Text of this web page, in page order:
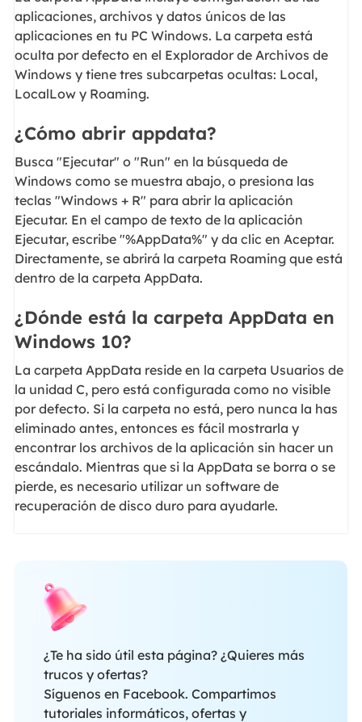
aplicaciones, archivos y datos únicos de las
aplicaciones en tu PC Windows. La carpeta está
oculta por defecto en el Explorador de Archivos de
Windows y tiene tres subcarpetas ocultas: Local,
LocalLow y Roaming.
¿Cómo abrir appdata?
Busca "Ejecutar" o "Run" en la búsqueda de
Windows como se muestra abajo, o presiona las
teclas "Windows + R" para abrir la aplicación
Ejecutar. En el campo de texto de la aplicación
Ejecutar, escribe "%AppData%" y da clic en Aceptar.
Directamente, se abrirá la carpeta Roaming que está
dentro de la carpeta AppData.
¿Dónde está la carpeta AppData en
Windows 10?
La carpeta AppData reside en la carpeta Usuarios de
la unidad C, pero está configurada como no visible
por defecto. Si la carpeta no está, pero nunca la has
eliminado antes, entonces es fácil mostrarla y
encontrar los archivos de la aplicación sin hacer un
escándalo. Mientras que si la AppData se borra o se
pierde, es necesario utilizar un software de
recuperación de disco duro para ayudarle.
¿Te ha sido útil esta página? ¿Quieres más
trucos y ofertas?
Síguenos en Facebook. Compartimos
tutoriales informáticos, ofertas y